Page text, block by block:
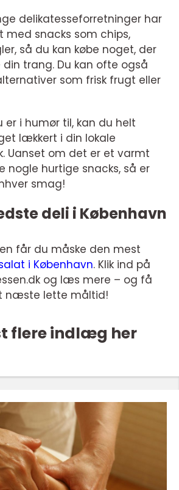
delikatesseforretninger har
med snacks som chips,
så du kan købe noget, der
trang. Du kan ofte også
som frisk frugt eller
er i humør til, kan du helt
lækkert i din lokale
Uanset om det er et varmt
nogle hurtige snacks, så er
smag!
deli i København
får du måske den mest
i København. Klik ind på
og læs mere – og få
næste lette måltid!
flere indlæg her